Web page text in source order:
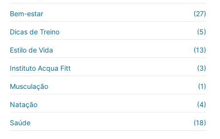
Bem-estar (27)
Dicas de Treino (5)
Estilo de Vida (13)
Instituto Acqua Fitt (3)
Musculação (1)
Natação (4)
Saúde (18)